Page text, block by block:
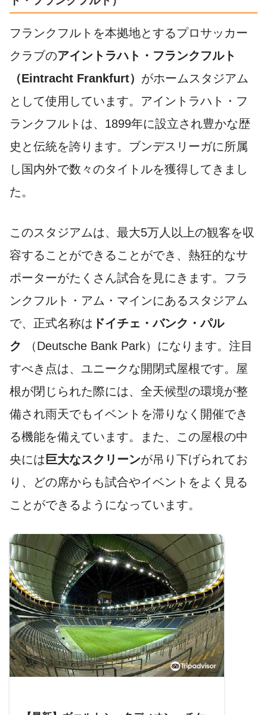
フランクフルトを本拠地とするプロサッカー
クラブのアイントラハト・フランクフルト
（Eintracht Frankfurt） がホームスタジアム
として使用しています。アイントラハト・フ
ランクフルトは、1899年に設立され豊かな歴
史と伝統を誇ります。ブンデスリーガに所属
し国内外で数々のタイトルを獲得してきまし
た。
このスタジアムは、最大5万人以上の観客を収
容することができることができ、熱狂的なサ
ポーターがたくさん試合を見にきます。フラ
ンクフルト・アム・マインにあるスタジアム
で、正式名称は ドイチェ・バンク・パル
ク （Deutsche Bank Park）になります。注目
すべき点は、ユニークな開閉式屋根です。屋
根が閉じられた際には、全天候型の環境が整
備され雨天でもイベントを滞りなく開催でき
る機能を備えています。また、この屋根の中
央には 巨大なスクリーンが吊り下げられてお
り、どの席からも試合やイベントをよく見る
ことができるようになっています。